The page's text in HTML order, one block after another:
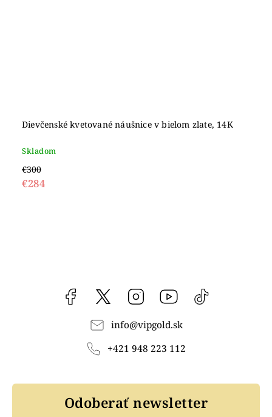
Dievčenské kvetované náušnice v bielom zlate, 14K
Skladom
€300
€284
Facebook vipgoldsk Instagram YouTube
info@vipgold.sk
+421 948 223 112
Odoberať newsletter